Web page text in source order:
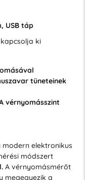
USB táp
ki
tüneteinek
vérnyomásszint
elektronikus
módszert
A vérnyomásmérőt
megegyezik a